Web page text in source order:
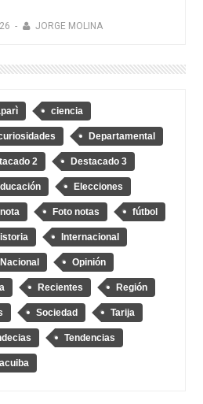
- JORGE MOLINA
ciencia
Departamental
2 Destacado 3
Elecciones
Foto notas fútbol
Internacional
Nacional Opinión
Recientes Región
Sociedad Tarija
Tendencias